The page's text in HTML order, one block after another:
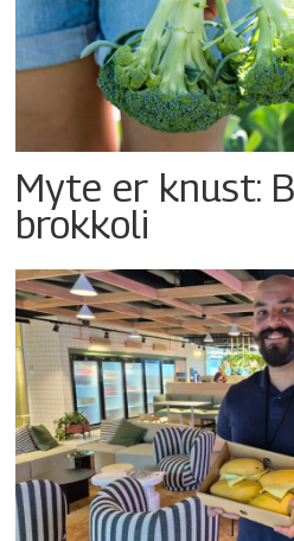
Myte er knust:
brokkoli